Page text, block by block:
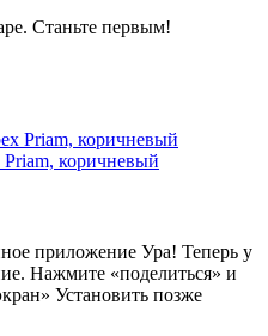
Станьте первым!
Priam, коричневый
приложение Ура! Теперь у
Нажмите «поделиться» и
Установить позже